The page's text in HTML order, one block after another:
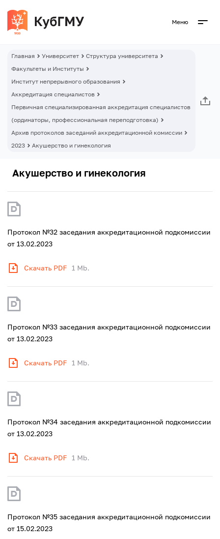
Меню
Главная Университет
Структура университета
Факультеты и Институты
Институт непрерывного образования
Аккредитация специалистов
Первичная специализированная аккредитация специалистов
(ординаторы, профессиональная переподготовка)
Архив протоколов заседаний аккредитационной комиссии
2023
Акушерство и гинекология
Акушерство и гинекология
Протокол №32 заседания аккредитационной подкомиссии
от 13.02.2023
Скачать PDF 1 Mb.
Протокол №33 заседания аккредитационной подкомиссии
от 13.02.2023
Скачать PDF 1 Mb.
Протокол №34 заседания аккредитационной подкомиссии
от 13.02.2023
Скачать PDF 1 Mb.
Протокол №35 заседания аккредитационной подкомиссии
от 15.02.2023